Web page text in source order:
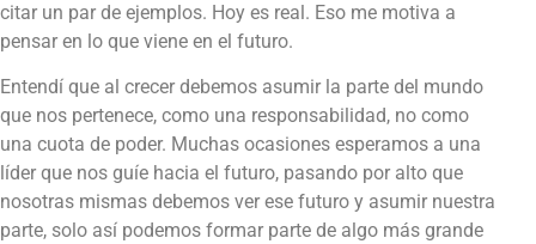
citar un par de ejemplos. Hoy es real. Eso me motiva a
pensar en lo que viene en el futuro.
Entendí que al crecer debemos asumir la parte del mundo
que nos pertenece, como una responsabilidad, no como
una cuota de poder. Muchas ocasiones esperamos a una
líder que nos guíe hacia el futuro, pasando por alto que
nosotras mismas debemos ver ese futuro y asumir nuestra
parte, solo así podemos formar parte de algo más grande